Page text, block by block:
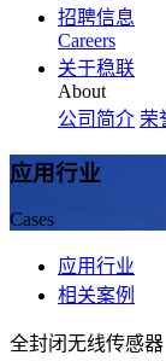
招聘信息
Careers
关于稳联
About
公司简介 荣
应用行业
Cases
应用行业
相关案例
全封闭无线传感器